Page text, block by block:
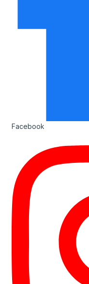
Facebook